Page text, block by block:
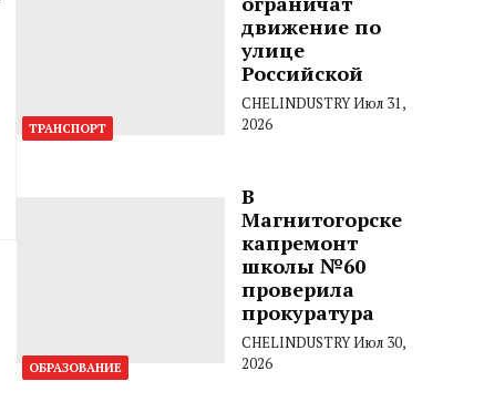
ТРАНСПОРТ
движение по
улице
Российской
CHELINDUSTRYИюл 31,
2026
ОБРАЗОВАНИЕ
В
Магнитогорске
капремонт
школы №60
проверила
прокуратура
CHELINDUSTRYИюл 30,
2026